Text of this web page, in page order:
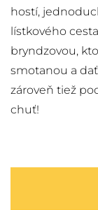
hostí,
lístkového
bryndzovou,
smotanou a
zároveň tiež
chuť!